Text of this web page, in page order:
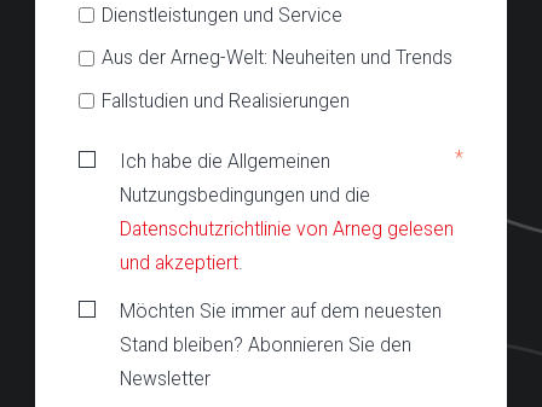
Dienstleistungen und Service
Aus der Arneg-Welt: Neuheiten und Trends
Fallstudien und Realisierungen
Ich habe die Allgemeinen
Nutzungsbedingungen und die
Datenschutzrichtlinie von Arneg gelesen
und akzeptiert
*
Möchten Sie immer auf dem neuesten
Stand bleiben? Abonnieren Sie den
Newsletter